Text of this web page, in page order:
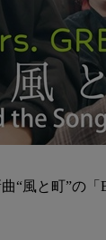
“風と町”の「